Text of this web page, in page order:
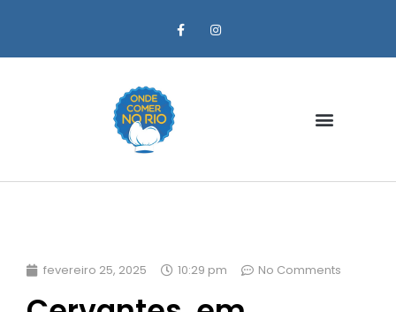
fevereiro 25, 2025 10:29 pm No Comments